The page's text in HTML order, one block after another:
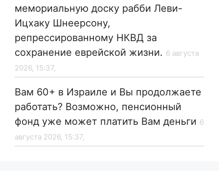
мемориальную доску рабби Леви-
Ицхаку Шнеерсону,
репрессированному НКВД за
сохранение еврейской жизни. 6 августа
2026, 15:37,
Вам 60+ в Израиле и Вы продолжаете
работать? Возможно, пенсионный
фонд уже может платить Вам деньги 6
августа 2026, 15:37,